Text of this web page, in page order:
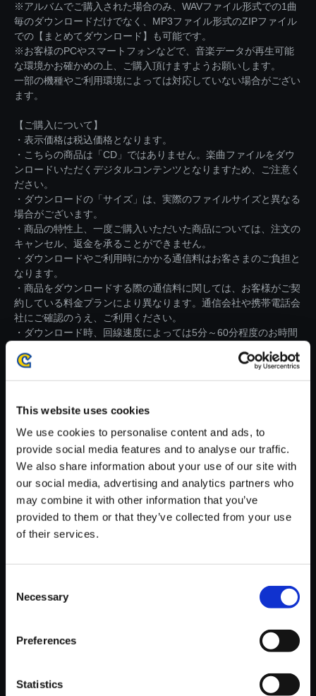
This website uses cookies
We use cookies to personalise content and ads, to
provide social media features and to analyse our traffic.
We also share information about your use of our site with
our social media, advertising and analytics partners who
may combine it with other information that you’ve
provided to them or that they’ve collected from your use
of their services.
Selection
Necessary
Preferences
Statistics
※アルバムでご購入された場合のみ、WAVファイル形式での1曲
毎のダウンロードだけでなく、MP3ファイル形式のZIPファイル
での【まとめてダウンロード】も可能です。
※お客様のPCやスマートフォンなどで、音楽データが再生可能
な環境かお確かめの上、ご購入頂けますようお願いします。
一部の機種やご利用環境によっては対応していない場合がござい
ます。
【ご購入について】
・表示価格は税込価格となります。
・こちらの商品は「CD」ではありません。楽曲ファイルをダウ
ンロードいただくデジタルコンテンツとなりますため、ご注意く
ださい。
・ダウンロードの「サイズ」は、実際のファイルサイズと異なる
場合がございます。
・商品の特性上、一度ご購入いただいた商品については、注文の
キャンセル、返金を承ることができません。
・ダウンロードやご利用時にかかる通信料はお客さまのご負担と
なります。
・商品をダウンロードする際の通信料に関しては、お客様がご契
約している料金プランにより異なります。通信会社や携帯電話会
社にご確認のうえ、ご利用ください。
・ダウンロード時、回線速度によっては5分～60分程度のお時間
※ご購入いただいたファイルのダウンロードの際には、通信環境
【単曲】バイオハザード 6 オリ
ジナル・サウンドトラック Life
or Death
おすすめ商品